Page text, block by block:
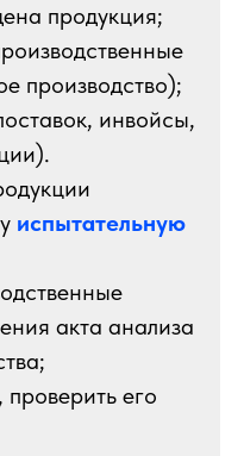
продукция;
производство);
инвойсы,
испытательную
акта анализа
проверить его